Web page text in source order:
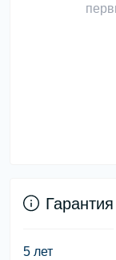
Гарантия
5 лет